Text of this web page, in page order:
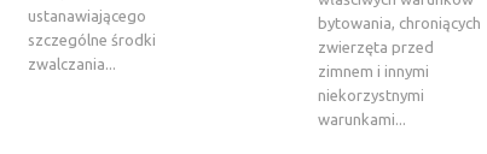
ustanawiającego
szczególne środki
zwalczania...
bytowania, chroniących
zwierzęta przed
zimnem i innymi
niekorzystnymi
warunkami...